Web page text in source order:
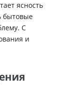
ясность
бытовые
С
и